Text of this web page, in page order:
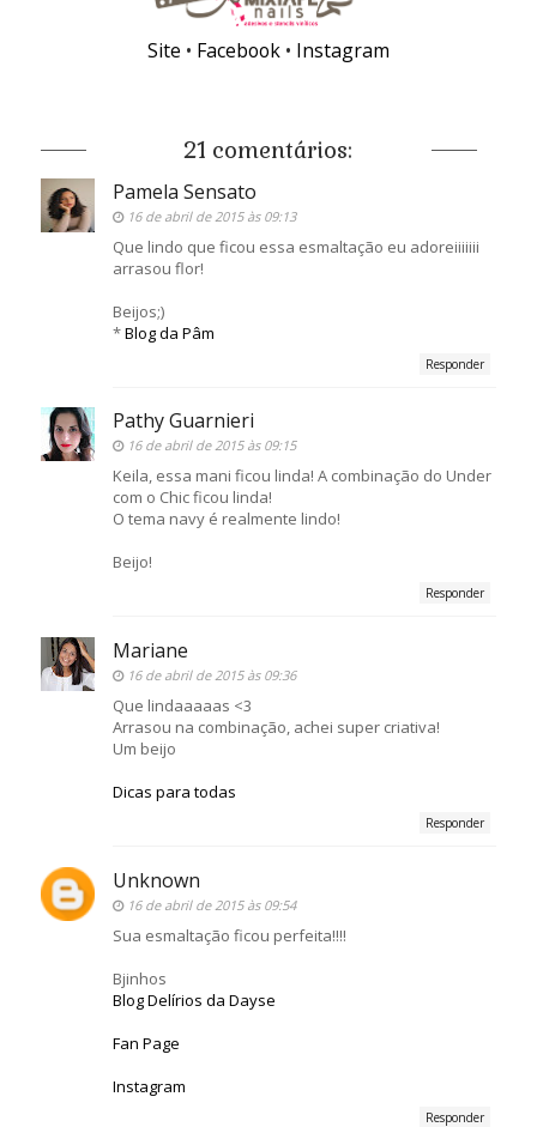
Site • Facebook• Instagram
21 comentários:
Pamela Sensato
16 de abril de 2015 às 09:13
Que lindo que ficou essa esmaltação eu adoreiiiiiii
arrasou flor!
Beijos;)
*Blog da Pâm
Responder
Pathy Guarnieri
16 de abril de 2015 às 09:15
Keila, essa mani ficou linda! A combinação do Under
com o Chic ficou linda!
O tema navy é realmente lindo!
Beijo!
Responder
Mariane
16 de abril de 2015 às 09:36
Que lindaaaaas <3
Arrasou na combinação, achei super criativa!
Um beijo
Dicas para todas
Responder
Unknown
16 de abril de 2015 às 09:54
Sua esmaltação ficou perfeita!!!!
Bjinhos
Blog Delírios da Dayse
Fan Page
Instagram
Responder